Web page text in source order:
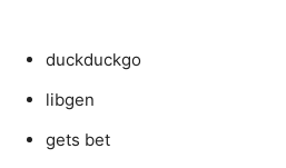
duckduckgo
libgen
gets bet